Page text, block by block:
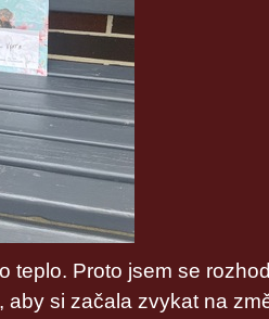
teplo. Proto jsem se
si začala zvykat na